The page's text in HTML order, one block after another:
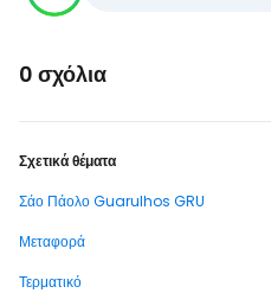
0 σχόλια
Σχετικά θέματα
Σάο Πάολο Guarulhos GRU
Μεταφορά
Τερματικό